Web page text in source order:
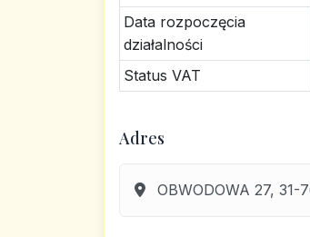
Data rozpoczęcia
działalności
Status VAT
Adres
OBWODOWA 27, 31-